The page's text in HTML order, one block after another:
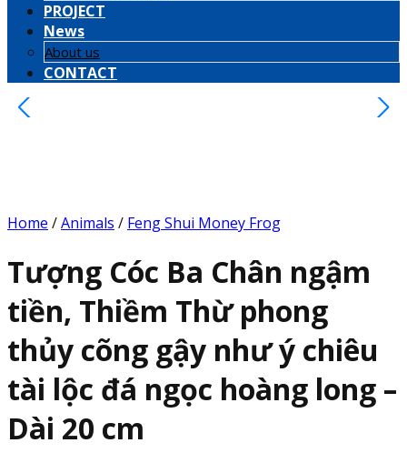
PROJECT
News
About us
CONTACT
Home /Animals / Feng Shui Money Frog
Tượng Cóc Ba Chân ngậm
tiền, Thiềm Thừ phong
thủy cõng gậy như ý chiêu
tài lộc đá ngọc hoàng long –
Dài 20 cm